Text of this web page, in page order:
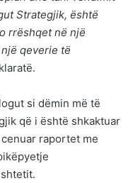
Strategjik, është
rrëshqet në një
qeverie të
si dëmin më të
që i është shkaktuar
raportet me